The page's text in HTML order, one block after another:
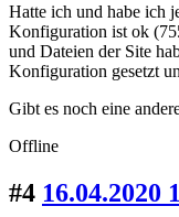
Hatte ich und habe ich
Konfiguration ist ok
und Dateien der Site
Konfiguration gesetzt
Gibt es noch eine
Offline
#4 16.04.2020